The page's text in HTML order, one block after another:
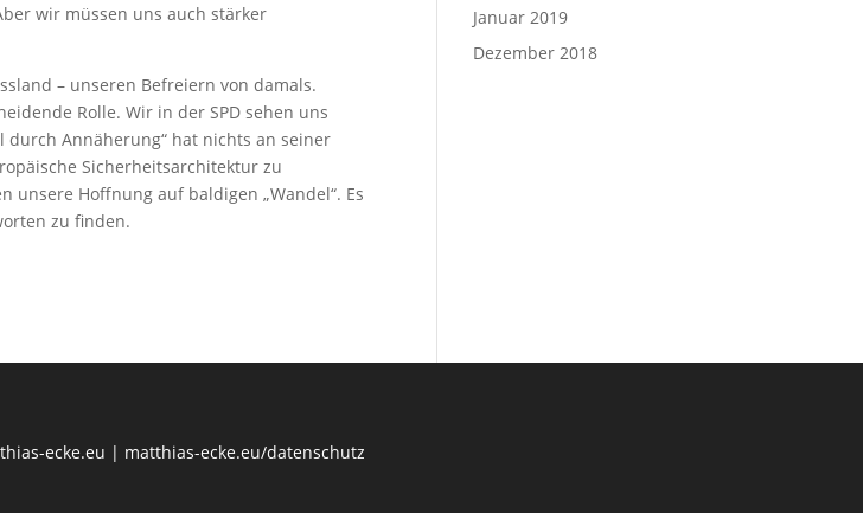
wir müssen uns auch stärker
– unseren Befreiern von damals.
Rolle. Wir in der SPD sehen uns
Annäherung“ hat nichts an seiner
Sicherheitsarchitektur zu
unsere Hoffnung auf baldigen „Wandel“. Es
zu finden.
Januar 2019
Dezember 2018
ecke.eu | matthias-ecke.eu/datenschutz